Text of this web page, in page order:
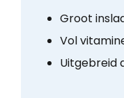
Groot
Vol
Uitgebreid